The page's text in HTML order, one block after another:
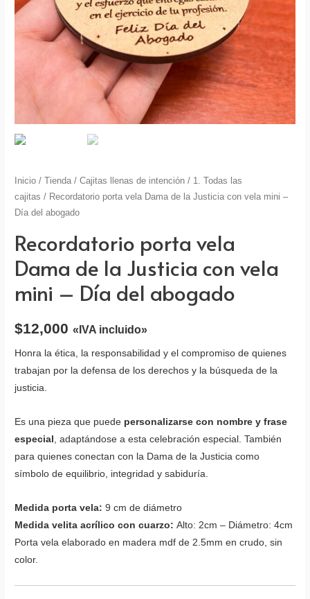
Inicio / Tienda /Cajitas llenas de intención / 1. Todas las
cajitas / Recordatorio porta vela Dama de la Justicia con vela mini –
Día del abogado
Recordatorio porta vela
Dama de la Justicia con vela
mini – Día del abogado
$12,000 «IVA incluido»
Honra la ética, la responsabilidad y el compromiso de quienes
trabajan por la defensa de los derechos y la búsqueda de la
justicia.
Es una pieza que puede personalizarse con nombre y frase
especial , adaptándose a esta celebración especial. También
para quienes conectan con la Dama de la Justicia como
símbolo de equilibrio, integridad y sabiduría.
Medida porta vela:9 cm de diámetro
Medida velita acrílico con cuarzo:Alto: 2cm – Diámetro: 4cm
Porta vela elaborado en madera mdf de 2.5mm en crudo, sin
color.